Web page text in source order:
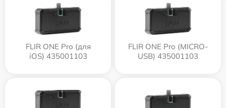
FLIR ONE Pro (для
iOS) 435001103
FLIR ONE Pro (MICRO-
USB) 435001103